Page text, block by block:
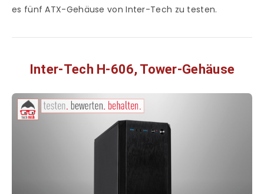
es fünf ATX-Gehäuse von Inter-Tech zu testen.
Inter-Tech H-606, Tower-Gehäuse